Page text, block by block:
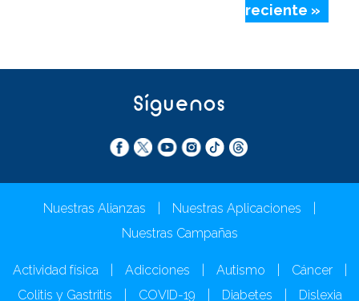
reciente »
Síguenos
Nuestras Alianzas Nuestras Aplicaciones
Nuestras Campañas
Actividad física Adicciones Autismo Cáncer
Colitis y Gastritis
COVID-19 Diabetes
Dislexia